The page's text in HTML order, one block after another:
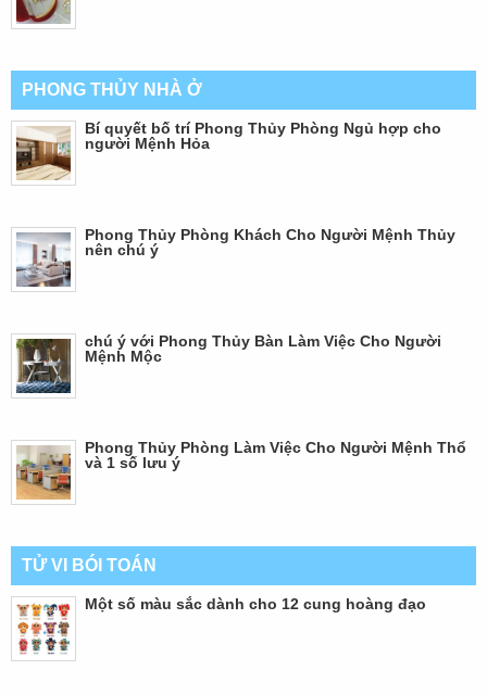
PHONG THỦY NHÀ Ở
Bí quyết bố trí Phong Thủy Phòng Ngủ hợp cho
người Mệnh Hỏa
Phong Thủy Phòng Khách Cho Người Mệnh Thủy
nên chú ý
chú ý với Phong Thủy Bàn Làm Việc Cho Người
Mệnh Mộc
Phong Thủy Phòng Làm Việc Cho Người Mệnh Thổ
và 1 số lưu ý
TỬ VI BÓI TOÁN
Một số màu sắc dành cho 12 cung hoàng đạo